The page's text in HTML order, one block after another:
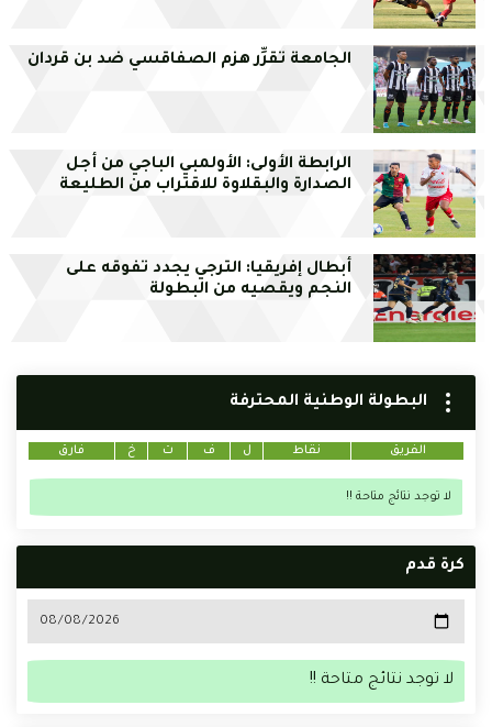
الجامعة تقرِّر هزم الصفاقسي ضد بن قردان
الرابطة الأولى: الأولمبي الباجي من أجل
الصدارة والبقلاوة للاقتراب من الطليعة
أبطال إفريقيا: الترجي يجدد تفوقه على
النجم ويقصيه من البطولة
البطولة الوطنية المحترفة
الفريق نقاط ل ف ت خ فارق
لا توجد نتائج متاحة !!
كرة قدم
لا توجد نتائج متاحة !!